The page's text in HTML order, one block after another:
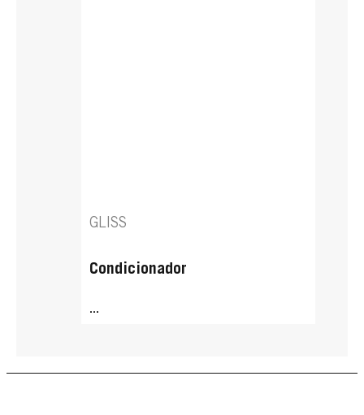
GLISS
Condicionador
...